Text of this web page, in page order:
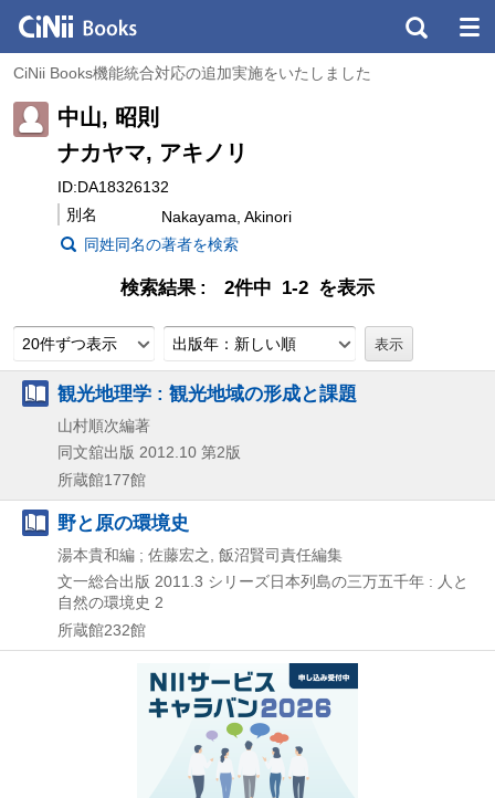
CiNii Books機能統合対応の追加実施をいたしました
中山, 昭則
ナカヤマ, アキノリ
ID:DA18326132
別名
Nakayama, Akinori
同姓同名の著者を検索
検索結果 2件中 1-2 を表示
20件ずつ表示 出版年：新しい順
観光地理学 : 観光地域の形成と課題
山村順次編著
同文舘出版 2012.10 第2版
所蔵館177館
野と原の環境史
湯本貴和編 ; 佐藤宏之, 飯沼賢司責任編集
文一総合出版 2011.3 シリーズ日本列島の三万五千年 : 人と
自然の環境史 2
所蔵館232館